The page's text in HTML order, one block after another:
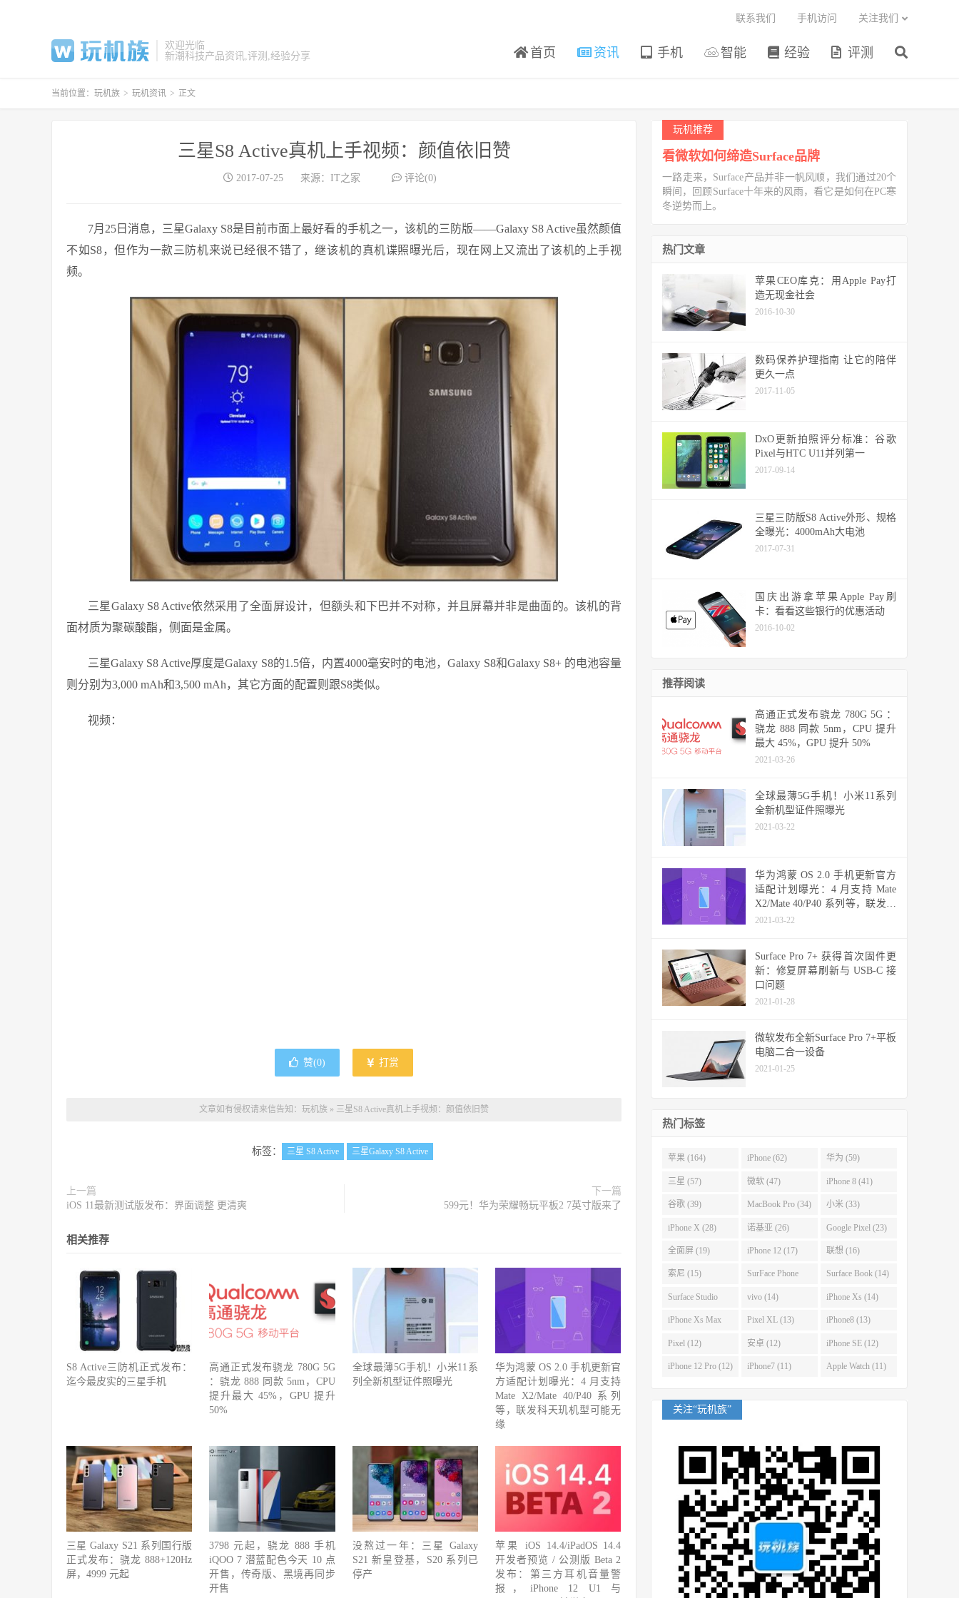
欢迎光临
新潮科技产品资讯,评测,经验分享
首页 资讯 手机 智能 经验 评测
联系我们 手机访问 关注我们
当前位置： 玩机族 > 玩机资讯 > 正文
三星S8 Active真机上手视频：颜值依旧赞
2017-07-25 来源：IT之家 评论(0)
7月25日消息，三星Galaxy S8是目前市面上最好看的手机之一，该机的三防版——Galaxy S8 Active虽然颜值
不如S8，但作为一款三防机来说已经很不错了，继该机的真机谍照曝光后，现在网上又流出了该机的上手视
频。
三星Galaxy S8 Active依然采用了全面屏设计，但额头和下巴并不对称，并且屏幕并非是曲面的。该机的背
面材质为聚碳酸酯，侧面是金属。
三星Galaxy S8 Active厚度是Galaxy S8的1.5倍，内置4000毫安时的电池，Galaxy S8和Galaxy S8+ 的电池容量
则分别为3,000 mAh和3,500 mAh，其它方面的配置则跟S8类似。
视频：
赞(0) 打赏
文章如有侵权请来信告知： 玩机族 » 三星S8 Active真机上手视频：颜值依旧赞
标签： 三星 S8 Active 三星Galaxy S8 Active
上一篇
iOS 11最新测试版发布：界面调整 更清爽
下一篇
599元！华为荣耀畅玩平板2 7英寸版来了
相关推荐
S8 Active三防机正式发布：
迄今最皮实的三星手机
高通正式发布骁龙 780G 5G
：骁龙 888 同款 5nm，CPU
提升最大 45%，GPU 提升
50%
全球最薄5G手机！小米11系
列全新机型证件照曝光
华为鸿蒙 OS 2.0 手机更新官
方适配计划曝光：4 月支持
Mate X2/Mate 40/P40 系列
等，联发科天玑机型可能无
缘
三星 Galaxy S21 系列国行版
正式发布：骁龙 888+120Hz
屏，4999 元起
3798 元起，骁龙 888 手机
iQOO 7 潜蓝配色今天 10 点
开售，传奇版、黑境再同步
开售
没熬过一年：三星 Galaxy
S21 新皇登基，S20 系列已
停产
苹果 iOS 14.4/iPadOS 14.4
开发者预览 / 公测版 Beta 2
发布：第三方耳机音量警
报，iPhone 12 U1 与
玩机推荐
看微软如何缔造Surface品牌
一路走来，Surface产品并非一帆风顺，我们通过20个
瞬间，回顾Surface十年来的风雨，看它是如何在PC寒
冬逆势而上。
热门文章
苹果CEO库克：用Apple Pay打
造无现金社会
2016-10-30
数码保养护理指南 让它的陪伴
更久一点
2017-11-05
DxO更新拍照评分标准：谷歌
Pixel与HTC U11并列第一
2017-09-14
三星三防版S8 Active外形、规格
全曝光：4000mAh大电池
2017-07-31
国庆出游拿苹果Apple Pay刷
卡：看看这些银行的优惠活动
2016-10-02
推荐阅读
高通正式发布骁龙 780G 5G ：
骁龙 888 同款 5nm，CPU 提升
最大 45%，GPU 提升 50%
2021-03-26
全球最薄5G手机！小米11系列
全新机型证件照曝光
2021-03-22
华为鸿蒙 OS 2.0 手机更新官方
适配计划曝光：4 月支持 Mate
X2/Mate 40/P40 系列等，联发科
天玑机型可能无缘
2021-03-22
Surface Pro 7+ 获得首次固件更
新：修复屏幕刷新与 USB-C 接
口问题
2021-01-28
微软发布全新Surface Pro 7+平板
电脑二合一设备
2021-01-25
热门标签
苹果 (164) iPhone (62) 华为 (59)
三星 (57) 微软 (47) iPhone 8 (41)
谷歌 (39) MacBook Pro (34) 小米 (33)
iPhone X (28) 诺基亚 (26) Google Pixel (23)
全面屏 (19) iPhone 12 (17) 联想 (16)
索尼 (15) SurFace Phone
(14)
Surface Book (14)
Surface Studio
(14)
vivo (14) iPhone Xs (14)
iPhone Xs Max
(14)
Pixel XL (13) iPhone8 (13)
Pixel (12) 安卓 (12) iPhone SE (12)
iPhone 12 Pro (12) iPhone7 (11) Apple Watch (11)
关注“玩机族”